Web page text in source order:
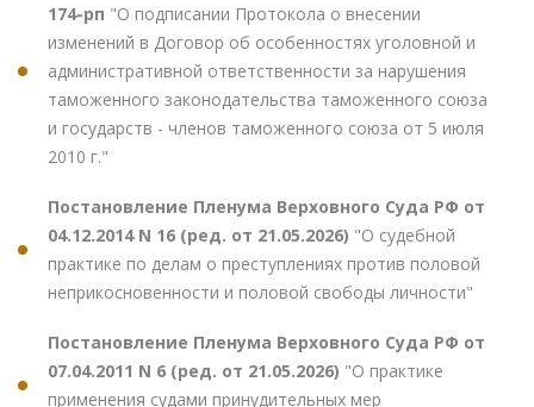
174-рп "О подписании Протокола о внесении
изменений в Договор об особенностях уголовной и
административной ответственности за нарушения
таможенного законодательства таможенного союза
и государств - членов таможенного союза от 5 июля
2010 г."
Постановление Пленума Верховного Суда РФ от
04.12.2014 N 16 (ред. от 21.05.2026) "О судебной
практике по делам о преступлениях против половой
неприкосновенности и половой свободы личности"
Постановление Пленума Верховного Суда РФ от
07.04.2011 N 6 (ред. от 21.05.2026) "О практике
применения судами принудительных мер